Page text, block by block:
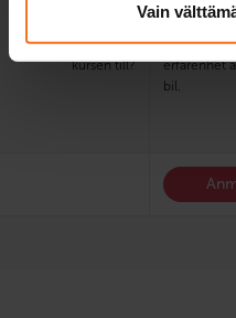
Vain
rekommenderar vi
kursen till?
Dig som
om
erfarenhet
bil.